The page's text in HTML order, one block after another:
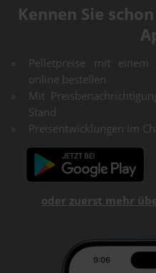
Kennen Sie
Pelletpreise mit
online bestellen
Mit
Stand
Preisentwicklungen im
oder zuerst mehr